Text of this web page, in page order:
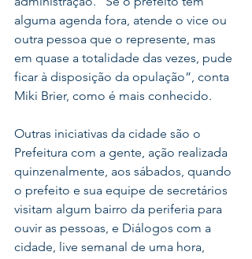
alguma agenda fora, atende o vice ou
outra pessoa que o represente, mas
em quase a totalidade das vezes, pude
ficar à disposição da opulação”, conta
Miki Brier, como é mais conhecido.
Outras iniciativas da cidade são o
Prefeitura com a gente, ação realizada
quinzenalmente, aos sábados, quando
o prefeito e sua equipe de secretários
visitam algum bairro da periferia para
ouvir as pessoas, e Diálogos com a
cidade, live semanal de uma hora,